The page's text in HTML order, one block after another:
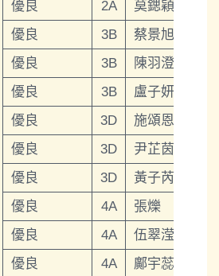
優良
2A
莫鍶穎
優良
3B
蔡景旭
優良
3B
陳羽澄
優良
3B
盧子妍
優良
3D
施頌恩
優良
3D
尹芷茵
優良
3D
黃子芮
優良
4A
張爍
優良
4A
伍翠滢
優良
4A
鄺宇蕊